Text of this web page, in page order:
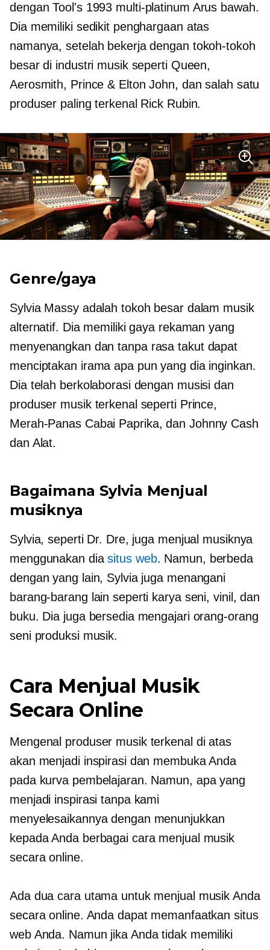
dengan Tool's 1993 multi-platinum Arus bawah.
Dia memiliki sedikit penghargaan atas
namanya, setelah bekerja dengan tokoh-tokoh
besar di industri musik seperti Queen,
Aerosmith, Prince & Elton John, dan salah satu
produser paling terkenal Rick Rubin.
Genre/gaya
Sylvia Massy adalah tokoh besar dalam musik
alternatif. Dia memiliki gaya rekaman yang
menyenangkan dan tanpa rasa takut dapat
menciptakan irama apa pun yang dia inginkan.
Dia telah berkolaborasi dengan musisi dan
produser musik terkenal seperti Prince,
Merah-PanasCabai Paprika, dan Johnny Cash
dan Alat.
Bagaimana Sylvia Menjual
musiknya
Sylvia, seperti Dr. Dre, juga menjual musiknya
menggunakan diasitus web. Namun, berbeda
dengan yang lain, Sylvia juga menangani
barang-barang lain seperti karya seni, vinil, dan
buku. Dia juga bersedia mengajari orang-orang
seni produksi musik.
Cara Menjual Musik
Secara Online
Mengenal produser musik terkenal di atas
akan menjadi inspirasi dan membuka Anda
pada kurva pembelajaran. Namun, apa yang
menjadi inspirasi tanpa kami
menyelesaikannya dengan menunjukkan
kepada Anda berbagai cara menjual musik
secara online.
Ada dua cara utama untuk menjual musik Anda
secara online. Anda dapat memanfaatkan situs
web Anda. Namun jika Anda tidak memiliki